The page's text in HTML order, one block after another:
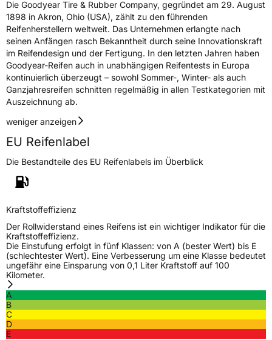
Rollgeräusch (dB)71
Fahrzeugklasse C1
3PMSF / Schneeflockensymbol / Alpine-Symbol Nein
EisgripNein
EPREL ID530178
Allgemeine Produktsicherheit (GPSR)
Gordon Smith 7750 Colmar-Berg Luxemburg,
Die Goodyear Tire & Rubber Company, gegründet am 29. August
1898 in Akron, Ohio (USA), zählt zu den führenden
Reifenherstellern weltweit. Das Unternehmen erlangte nach
seinen Anfängen rasch Bekanntheit durch seine Innovationskraft
im Reifendesign und der Fertigung. In den letzten Jahren haben
Goodyear-Reifen auch in unabhängigen Reifentests in Europa
kontinuierlich überzeugt – sowohl Sommer-, Winter- als auch
Ganzjahresreifen schnitten regelmäßig in allen Testkategorien mit
Auszeichnung ab.
weniger anzeigen
EU Reifenlabel
Die Bestandteile des EU Reifenlabels im Überblick
Kraftstoffeffizienz
Der Rollwiderstand eines Reifens ist ein wichtiger Indikator für die
Kraftstoffeffizienz.
Die Einstufung erfolgt in fünf Klassen: von A (bester Wert) bis E
(schlechtester Wert). Eine Verbesserung um eine Klasse bedeutet
ungefähr eine Einsparung von 0,1 Liter Kraftstoff auf 100
Kilometer.
A
B
C
D
E